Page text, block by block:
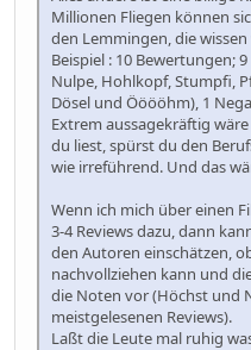
Millionen Fliegen können
den Lemmingen, die
Beispiel : 10 Bewertungen;
Nulpe, Hohlkopf, Stumpfi,
Dösel und Ööööhm), 1
Extrem aussagekräftig
du liest, spürst du den
wie irreführend. Und das
Wenn ich mich über einen
3-4 Reviews dazu, dann
den Autoren einschätzen,
nachvollziehen kann und
die Noten vor (Höchst und
meistgelesenen Reviews).
Laßt die Leute mal ruhig